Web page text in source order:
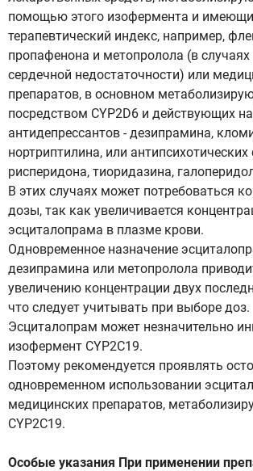
помощью этого изофермента и
терапевтический индекс, например,
пропафенона и метопролола (в
сердечной недостаточности) или
препаратов, в основном
посредством CYP2D6 и действующих
антидепрессантов - дезипрамина,
нортриптилина, или антипсихотических
рисперидона, тиоридазина,
В этих случаях может потребоваться
дозы, так как увеличивается
эсциталопрама в плазме крови.
Одновременное назначение
дезипрамина или метопролола
увеличению концентрации двух
что следует учитывать при выборе доз.
Эсциталопрам может незначительно
изофермент CYP2C19.
Поэтому рекомендуется проявлять
одновременном использовании
медицинских препаратов,
CYP2C19.
Особые указания При применении